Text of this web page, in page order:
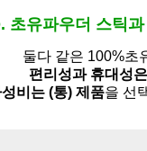
초유파우더 스틱
둘다 같은 100%초
편리성과 휴대성
비는 (통) 제품을 선